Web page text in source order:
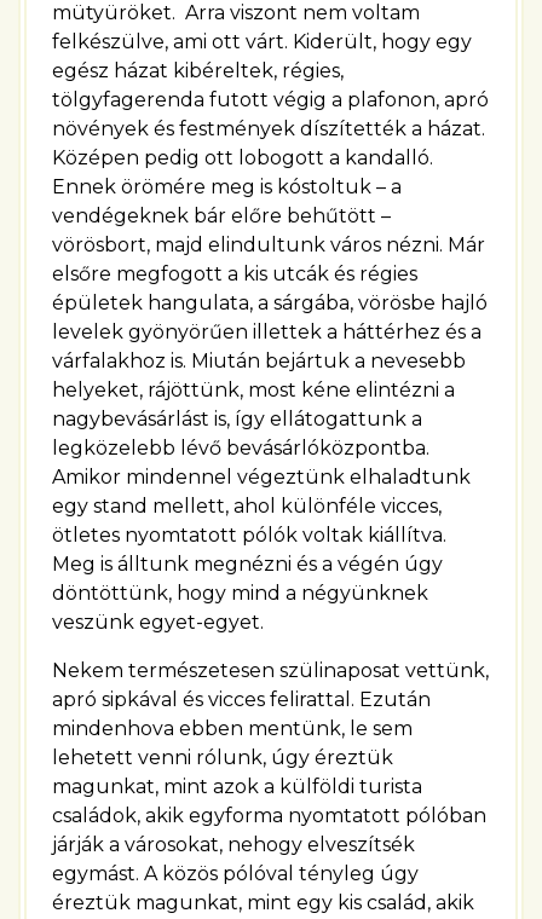
mütyüröket. Arra viszont nem voltam
felkészülve, ami ott várt. Kiderült, hogy egy
egész házat kibéreltek, régies,
tölgyfagerenda futott végig a plafonon, apró
növények és festmények díszítették a házat.
Középen pedig ott lobogott a kandalló.
Ennek örömére meg is kóstoltuk – a
vendégeknek bár előre behűtött –
vörösbort, majd elindultunk város nézni. Már
elsőre megfogott a kis utcák és régies
épületek hangulata, a sárgába, vörösbe hajló
levelek gyönyörűen illettek a háttérhez és a
várfalakhoz is. Miután bejártuk a nevesebb
helyeket, rájöttünk, most kéne elintézni a
nagybevásárlást is, így ellátogattunk a
legközelebb lévő bevásárlóközpontba.
Amikor mindennel végeztünk elhaladtunk
egy stand mellett, ahol különféle vicces,
ötletes nyomtatott pólók voltak kiállítva.
Meg is álltunk megnézni és a végén úgy
döntöttünk, hogy mind a négyünknek
veszünk egyet-egyet.
Nekem természetesen szülinaposat vettünk,
apró sipkával és vicces felirattal. Ezután
mindenhova ebben mentünk, le sem
lehetett venni rólunk, úgy éreztük
magunkat, mint azok a külföldi turista
családok, akik egyforma nyomtatott pólóban
járják a városokat, nehogy elveszítsék
egymást. A közös pólóval tényleg úgy
éreztük magunkat, mint egy kis család, akik